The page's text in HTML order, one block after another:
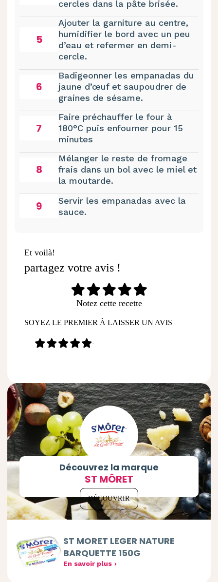
cercles dans la pâte brisée.
5
Ajouter la garniture au centre,
humidifier le bord avec un peu
d’eau et refermer en demi-
cercle.
6
Badigeonner les empanadas du
jaune d’œuf et saupoudrer de
graines de sésame.
7
Faire préchauffer le four à
180°C puis enfourner pour 15
minutes
8
Mélanger le reste de fromage
frais dans un bol avec le miel et
la moutarde.
9
Servir les empanadas avec la
sauce.
Et voilà!
partagez votre avis !
Notez cette recette
SOYEZ LE PREMIER À LAISSER UN AVIS
-
Découvrez la marque
ST MÔRET
DÉCOUVRIR
ST MORET LEGER NATURE
BARQUETTE 150G
En savoir plus